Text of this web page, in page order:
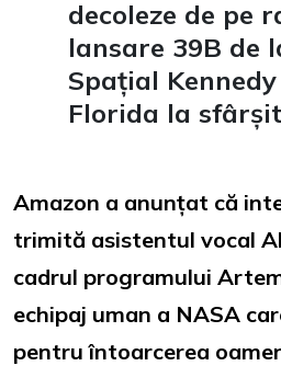
decoleze de pe
lansare 39B de
Spațial
Florida la
Amazon a anunțat că
trimită asistentul vocal
cadrul programului
echipaj uman a NASA
pentru întoarcerea